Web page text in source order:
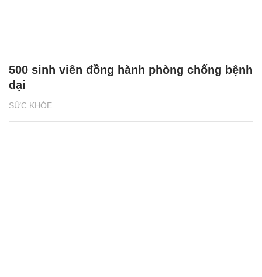
SỨC KHỎE
500 sinh viên đồng hành phòng chống bệnh
dại